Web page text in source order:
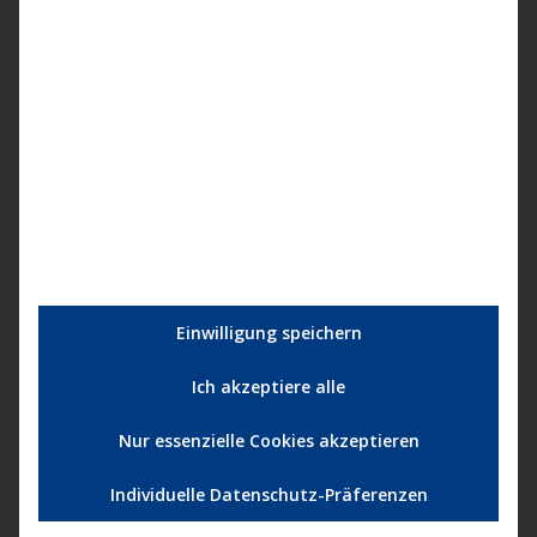
Einwilligung speichern
Ich akzeptiere alle
Nur essenzielle Cookies akzeptieren
Individuelle Datenschutz-Präferenzen